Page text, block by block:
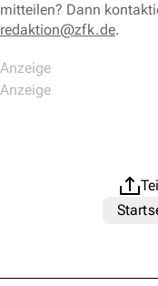
mitteilen? Dann
redaktion@zfk.de.